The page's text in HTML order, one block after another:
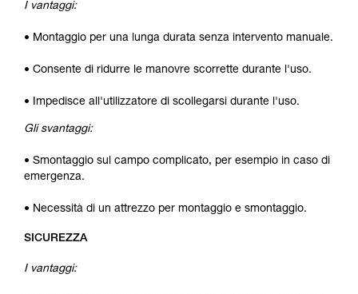
I vantaggi:
• Montaggio per una lunga durata senza intervento manuale.
• Consente di ridurre le manovre scorrette durante l'uso.
• Impedisce all'utilizzatore di scollegarsi durante l'uso.
Gli svantaggi:
• Smontaggio sul campo complicato, per esempio in caso di
emergenza.
• Necessità di un attrezzo per montaggio e smontaggio.
SICUREZZA
I vantaggi: